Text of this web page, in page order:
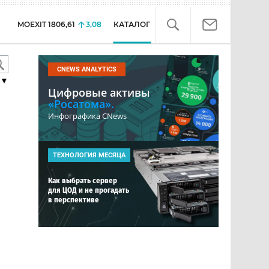
MOEXIT 1806,61 3,08 КАТАЛОГ
CNEWS ANALYTICS
Цифровые активы
«Росатома».
Инфографика CNews
ТЕХНОЛОГИЯ МЕСЯЦА
Как выбрать сервер
для ЦОД и не прогадать
в перспективе